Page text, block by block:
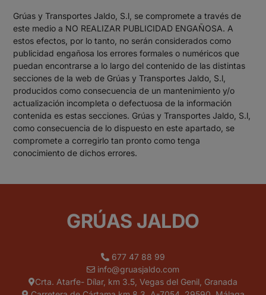
Grúas y Transportes Jaldo, S.l, se compromete a través de
este medio a NO REALIZAR PUBLICIDAD ENGAÑOSA. A
estos efectos, por lo tanto, no serán considerados como
publicidad engañosa los errores formales o numéricos que
puedan encontrarse a lo largo del contenido de las distintas
secciones de la web de Grúas y Transportes Jaldo, S.l,
producidos como consecuencia de un mantenimiento y/o
actualización incompleta o defectuosa de la información
contenida es estas secciones. Grúas y Transportes Jaldo, S.l,
como consecuencia de lo dispuesto en este apartado, se
compromete a corregirlo tan pronto como tenga
conocimiento de dichos errores.
GRÚAS JALDO
677 47 88 99
info@gruasjaldo.com
Crta. Atarfe- Dílar, km 3.5, Vegas del Genil, Granada